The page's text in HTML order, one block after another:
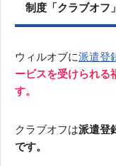
制度「クラブオフ」
ウィルオブに派遣登
ービスを受けられる
す。
クラブオフは派遣登
です。